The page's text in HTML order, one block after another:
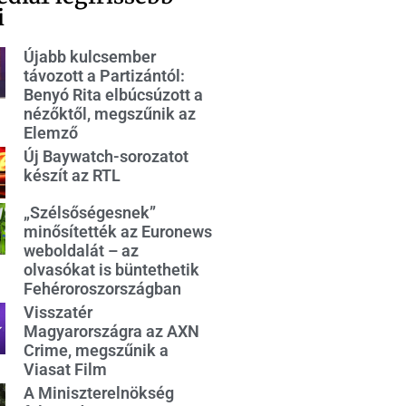
Újabb kulcsember
távozott a Partizántól:
Benyó Rita elbúcsúzott a
nézőktől, megszűnik az
Elemző
Új Baywatch-sorozatot
készít az RTL
„Szélsőségesnek”
minősítették az Euronews
weboldalát – az
olvasókat is büntethetik
Fehéroroszországban
Visszatér
Magyarországra az AXN
Crime, megszűnik a
Viasat Film
A Miniszterelnökség